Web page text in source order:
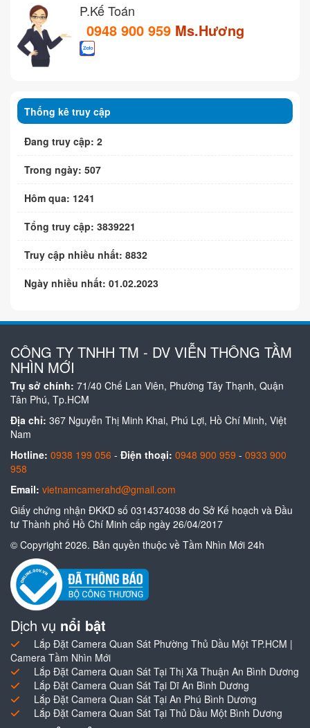
P.Kế Toán
0948 900 959 Ms.Hương
Thống kê truy cập
Đang truy cập: 2
Trong ngày: 507
Hôm qua: 1241
Tổng truy cập: 3839221
Truy cập nhiều nhất: 8832
Ngày nhiều nhất: 01.02.2023
CÔNG TY TNHH TM - DV VIỄN THÔNG TẦM
NHÌN MỚI
Trụ sở chính: 71/40 Chế Lan Viên, Phường Tây Thạnh, Quận
Tân Phú, Tp.HCM
Địa chỉ: 367 Nguyễn Thị Minh Khai, Phú Lợi, Hồ Chí Minh, Việt
Nam
Hotline: 0938 199 056 - Điện thoại: 0948 900 959 - 0933 900
958
Email: vietnamcamerahd@gmail.com
Giấy chứng nhận ĐKKD số 0314374038 do Sở Kế hoạch và Đầu
tư Thành phố Hồ Chí Minh cấp ngày 26/04/2017
© Copyright 2026. Bản quyền thuộc về Tầm Nhìn Mới 24h
Dịch vụ nổi bật
Lắp Đặt Camera Quan Sát Phường Thủ Dầu Một TP.HCM |
Camera Tầm Nhìn Mới
Lắp Đặt Camera Quan Sát Tại Thị Xã Thuận An Bình Dương
Lắp Đặt Camera Quan Sát Tại Dĩ An Bình Dương
Lắp Đặt Camera Quan Sát Tại An Phú Bình Dương
Lắp Đặt Camera Quan Sát Tại Thủ Dầu Một Bình Dương